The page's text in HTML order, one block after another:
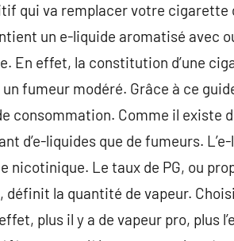
qui va remplacer votre cigarette
un e-liquide aromatisé avec
En effet, la constitution d’une
fumeur modéré. Grâce à ce
consommation. Comme il existe
d’e-liquides que de fumeurs.
nicotinique. Le taux de PG, ou
définit la quantité de vapeur.
plus il y a de vapeur pro, plus